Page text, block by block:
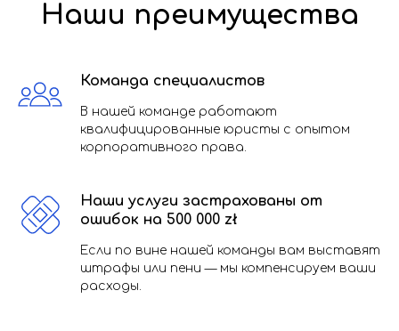
Наши преимущества
Команда специалистов
В нашей команде работают
квалифицированные юристы с опытом
корпоративного права.
Наши услуги застрахованы от
ошибок на 500 000 zł
Если по вине нашей команды вам выставят
штрафы или пени — мы компенсируем ваши
расходы.